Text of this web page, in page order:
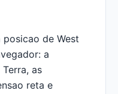
posicao de West
a
as
reta e